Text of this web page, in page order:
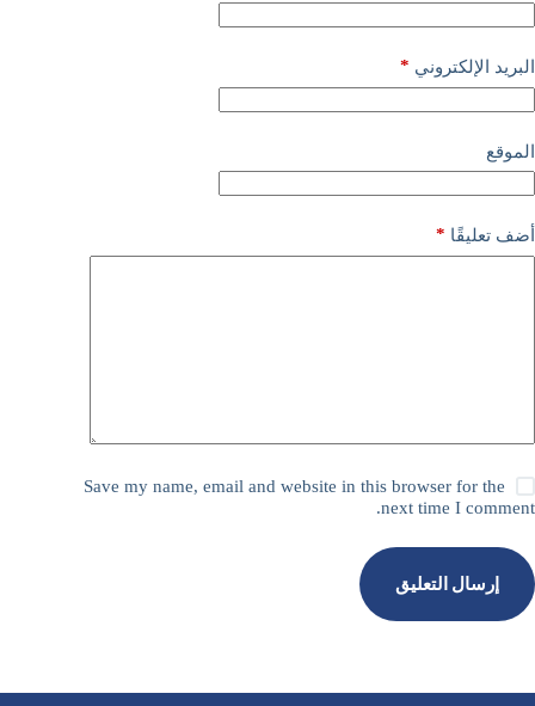
البريد الإلكتروني *
الموقع
أضف تعليقًا *
Save my name, email and website in this browser for the
next time I comment.
إرسال التعليق